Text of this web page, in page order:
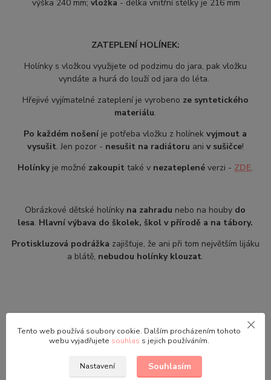
výška 240 mm;vložka - délka vnitřní stélky je 216 mm
ZATEPLENÍ HOLÍNEK:
Holínky s vložkou využijete od podzimu do jara, pak vložku
vyndáte a hurá do louží od jara do léta.
Hřejivé vyjímatelné zateplení je vyrobeno ze syntetického
materiálu.
Po každém nošení je potřeba vložku z holínekvyjmout a
vysušit. Jen pozor - nesušit na radiátoru ani v sušičce!
Holínkyje možné zakoupit také v nezateplené verzi - ZDE.
Obrázkové dětské holínky na zahradu nebo na houby do
lesa. Hlavní výbava do školek, škol v přírodě a na tábory.
Protiskluzová podrážka zajišťuje, že ani při tom největším lijáku
a blátě, nebudou holínky klouzat.
Vložku lze prát při teplotách do 40°C.
Holínky se dají používat bez vložky.
Vyrobeno ze syntetického materiálu
Tento web používá soubory cookie. Dalším procházením tohoto
webu vyjadřujete souhlas s jejich používáním.
Nastavení Souhlasím